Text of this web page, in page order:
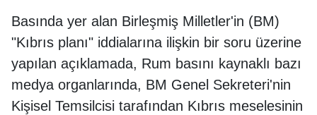
Basında yer alan Birleşmiş Milletler'in (BM)
"Kıbrıs planı" iddialarına ilişkin bir soru üzerine
yapılan açıklamada, Rum basını kaynaklı bazı
medya organlarında, BM Genel Sekreteri'nin
Kişisel Temsilcisi tarafından Kıbrıs meselesinin